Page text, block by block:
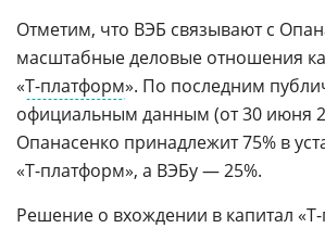
Отметим, что ВЭБ связывают с
масштабные деловые отношения
«Т-платформ». По последним
официальным данным (от 30 июня
Опанасенко принадлежит 75% в
«Т-платформ», а ВЭБу — 25%.
Решение о вхождении в капитал